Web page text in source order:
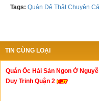
Tags: Quán Dê Thật Chuyên
TIN CÙNG LOẠI
Quán Ốc Hải Sản Ngon Ở
Duy Trinh Quận 2